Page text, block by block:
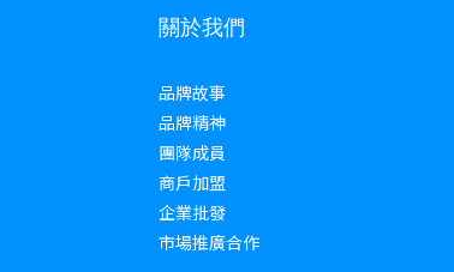
關於我們
品牌故事
品牌精神
團隊成員
商戶加盟
企業批發
市場推廣合作